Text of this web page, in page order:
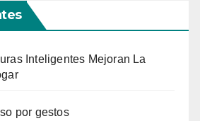
Inteligentes Mejoran La
por gestos